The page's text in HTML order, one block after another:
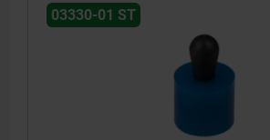
03330-01 ST